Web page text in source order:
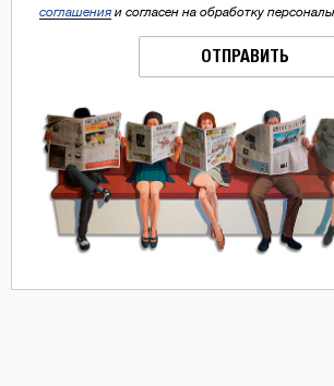
соглашения и согласен на обработку
ОТПРАВИТЬ